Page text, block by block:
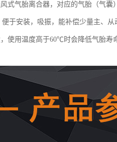
式气胎离合器，对应的气胎（气囊
于安装，吸振，能补偿少量主、
使用温度高于60℃时会降低气胎